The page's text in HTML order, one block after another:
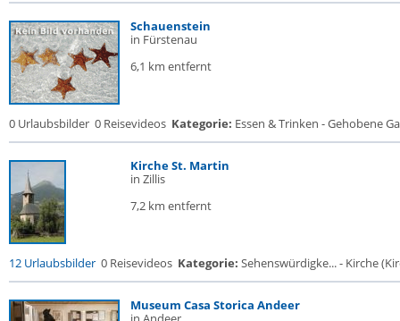
Schauenstein
in Fürstenau
6,1 km entfernt
0 Urlaubsbilder 0 Reisevideos Kategorie: Essen & Trinken - Gehobene
Kirche St. Martin
in Zillis
7,2 km entfernt
12 Urlaubsbilder 0 Reisevideos Kategorie: Sehenswürdigke... - Kirche
Museum Casa Storica Andeer